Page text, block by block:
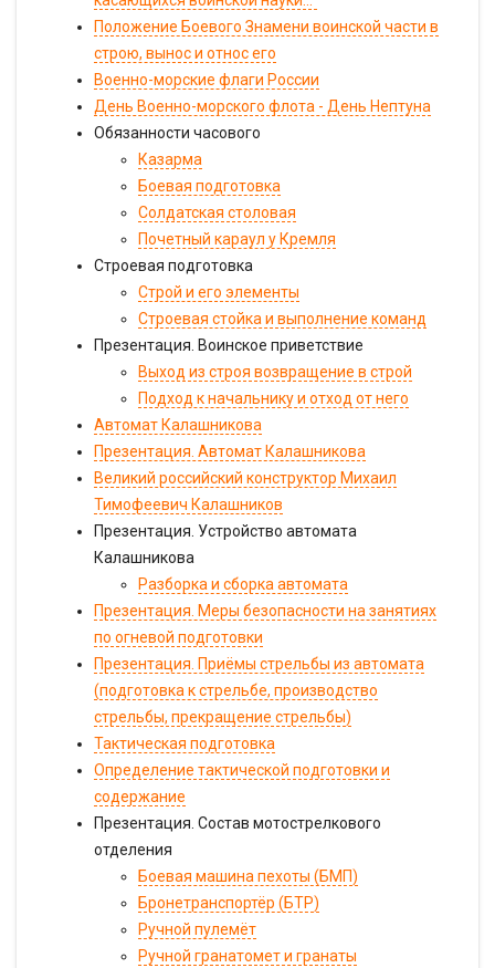
Положение Боевого Знамени воинской части в
строю, вынос и относ его
Военно-морские флаги России
День Военно-морского флота - День Нептуна
Обязанности часового
Казарма
Боевая подготовка
Солдатская столовая
Почетный караул у Кремля
Строевая подготовка
Строй и его элементы
Строевая стойка и выполнение команд
Презентация. Воинское приветствие
Выход из строя возвращение в строй
Подход к начальнику и отход от него
Автомат Калашникова
Презентация. Автомат Калашникова
Великий российский конструктор Михаил
Тимофеевич Калашников
Презентация. Устройство автомата
Калашникова
Разборка и сборка автомата
Презентация. Меры безопасности на занятиях
по огневой подготовки
Презентация. Приёмы стрельбы из автомата
(подготовка к стрельбе, производство
стрельбы, прекращение стрельбы)
Тактическая подготовка
Определение тактической подготовки и
содержание
Презентация. Состав мотострелкового
отделения
Боевая машина пехоты (БМП)
Бронетранспортёр (БТР)
Ручной пулемёт
Ручной гранатомет и гранаты